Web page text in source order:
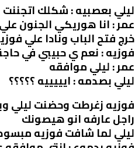
ليلي بعصبيه : شكلك
عمر : انا هوريكي الجنون
خرج فتح الباب ونادا علي
فوزيه : نعم ي حبيبي في
عمر : ليلي موافقه
ليلي بصدمه : ايييييه ؟؟؟؟؟
فوزيه زغرطت وحضنت ليلي
راجل عارفه انو هيصونك
ليلي لما شافت فوزيه